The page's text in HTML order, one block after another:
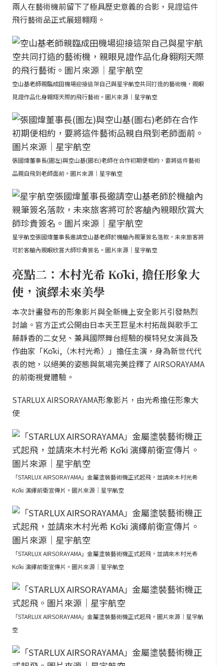
兩人在藝術機前留下了極具歷史意義的合影，見證這件
飛行藝術品正式展翅翱翔。
空山基老師親臨成田機場迎接這架自己與星宇航空共同打造的藝術機，親眼
見證作品化身翱翔天際的飛行藝術。圖片來源｜星宇航空
張國煒董事長(圖左)與空山基(圖右)老師在合作初期便相約，要將這件藝術
品親自飛到老師面前。圖片來源｜星宇航空
星宇航空張國煒董事長邀請空山基老師於機艙內親筆簽名落款，未來旅客將
可於客艙內親眼欣賞大師珍貴簽名。圖片來源｜星宇航空
亮點二：木村光希 Kōki, 擔任形象大
使，演繹未來美學
本次計畫發布的形象影片與全新機上安全影片引發熱烈
討論。官方正式公開由日本天王巨星木村拓哉與歌手工
藤靜香的二女兒、兼具國際舞台經驗的模特兒女演員及
作曲家「Kōki,（木村光希）」擔任主演，身為新世代代
表的她，以絕美的姿態與氣場完美詮釋了 AIRSORAYAMA
的前衛視覺體驗。
STARLUX AIRSORAYAMA形象影片，由光希擔任形象大
使
「STARLUX AIRSORAYAMA」金屬塗裝藝術機正式起飛，並請來木村光希
Kōki 演繹前衛宣傳片。圖片來源｜星宇航空
「STARLUX AIRSORAYAMA」金屬塗裝藝術機正式起飛，並請來木村光希
Kōki 演繹前衛宣傳片。圖片來源｜星宇航空
「STARLUX AIRSORAYAMA」金屬塗裝藝術機正式起飛。圖片來源｜星宇航
空